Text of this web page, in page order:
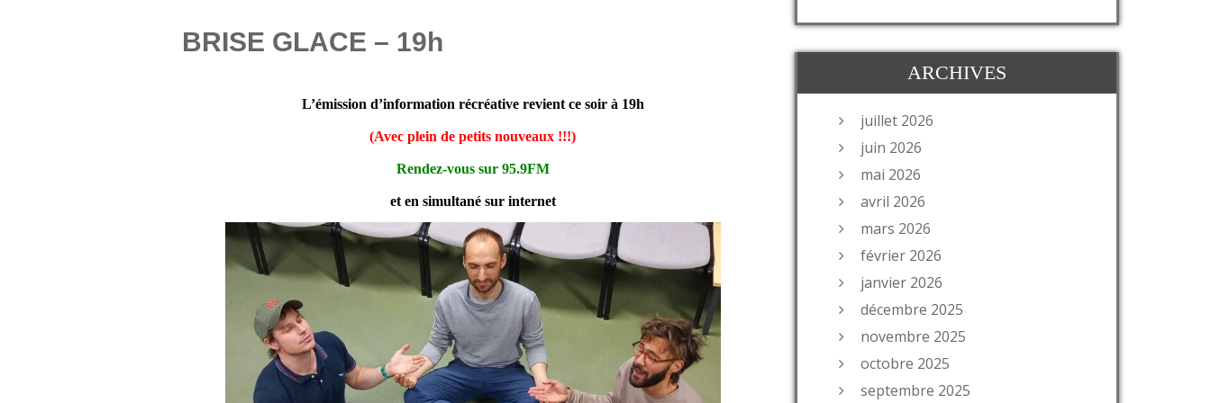
BRISE GLACE – 19h
L’émission d’information récréative revient ce soir à 19h
(Avec plein de petits nouveaux !!!)
Rendez-vous sur 95.9FM
et en simultané sur internet
ARCHIVES
juillet 2026
juin 2026
mai 2026
avril 2026
mars 2026
février 2026
janvier 2026
décembre 2025
novembre 2025
octobre 2025
septembre 2025